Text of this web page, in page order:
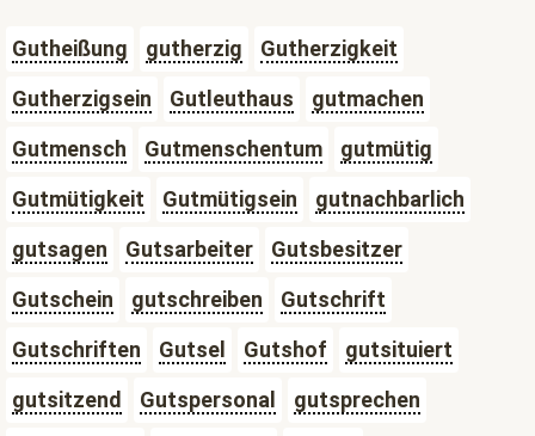
Gutheißung gutherzig
Gutherzigkeit
Gutherzigsein
Gutleuthaus
gutmachen
Gutmensch
Gutmenschentum
gutmütig
Gutmütigkeit
Gutmütigsein
gutnachbarlich
gutsagen
Gutsarbeiter
Gutsbesitzer
Gutschein
gutschreiben
Gutschrift
Gutschriften
Gutsel Gutshof
gutsituiert
gutsitzend
Gutspersonal
gutsprechen